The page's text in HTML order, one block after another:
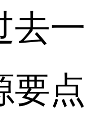
去一
要点